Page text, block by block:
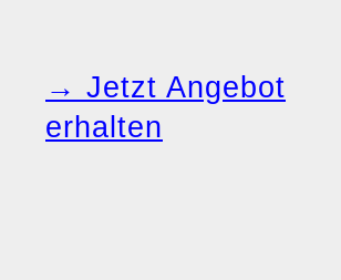
→ Jetzt Angebot
erhalten